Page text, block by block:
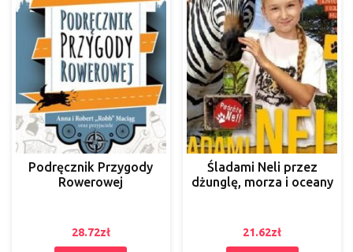
Podręcznik Przygody
Rowerowej
28.72zł
Śladami Neli przez
dżunglę, morza i oceany
21.62zł